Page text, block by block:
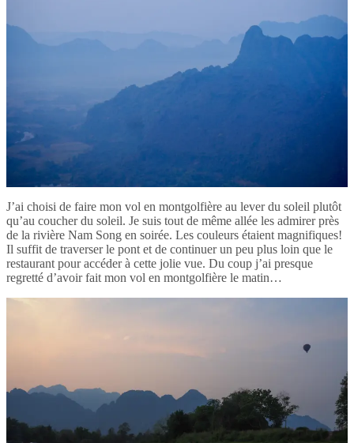
J’ai choisi de faire mon vol en montgolfière au lever du soleil plutôt
qu’au coucher du soleil. Je suis tout de même allée les admirer près
de la rivière Nam Song en soirée. Les couleurs étaient magnifiques!
Il suffit de traverser le pont et de continuer un peu plus loin que le
restaurant pour accéder à cette jolie vue. Du coup j’ai presque
regretté d’avoir fait mon vol en montgolfière le matin…